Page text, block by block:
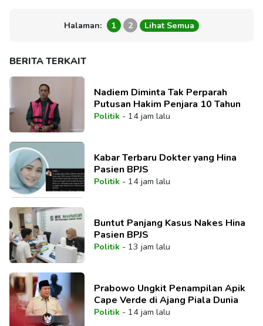
Halaman: 1 2 Lihat Semua
BERITA TERKAIT
Nadiem Diminta Tak Perparah
Putusan Hakim Penjara 10 Tahun
Politik- 14 jam lalu
Kabar Terbaru Dokter yang Hina
Pasien BPJS
Politik- 14 jam lalu
Buntut Panjang Kasus Nakes Hina
Pasien BPJS
Politik- 13 jam lalu
Prabowo Ungkit Penampilan Apik
Cape Verde di Ajang Piala Dunia
Politik- 14 jam lalu